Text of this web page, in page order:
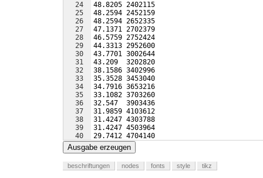
24
25
26
27
28
29
30
31
32
33
34
35
36
37
38
39
40
41
48.8205 2402115
48.2594 2452159
48.2594 2652335
47.1371 2702379
46.5759 2752424
44.3313 2952600
43.7701 3002644
43.209  3202820
38.1586 3402996
35.3528 3453040
34.7916 3653216
33.1082 3703260
32.547  3903436
31.9859 4103612
31.4247 4303788
31.4247 4503964
29.7412 4704140
29.7412 4904316
Ausgabe erzeugen
beschriftungen nodes fonts style tikz